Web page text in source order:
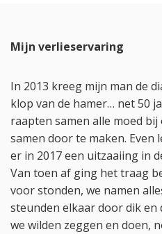
Mijn verlieservaring
In 2013 kreeg mijn man de
klop van de hamer… net 50
raapten samen alle moed
samen door te maken.
er in 2017 een uitzaaiing in
Van toen af ging het traag
voor stonden, we namen
steunden elkaar door dik en
we wilden zeggen en doen,